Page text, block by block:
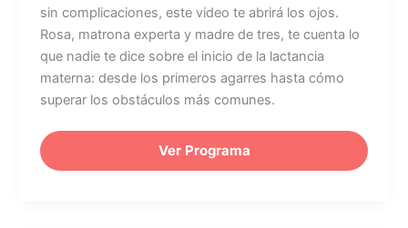
sin complicaciones, este video te abrirá los ojos.
Rosa, matrona experta y madre de tres, te cuenta lo
que nadie te dice sobre el inicio de la lactancia
materna: desde los primeros agarres hasta cómo
superar los obstáculos más comunes.
Ver Programa